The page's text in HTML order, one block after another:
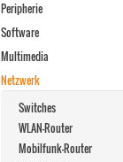
Peripherie
Software
Multimedia
Netzwerk
Switches
WLAN-Router
Mobilfunk-Router